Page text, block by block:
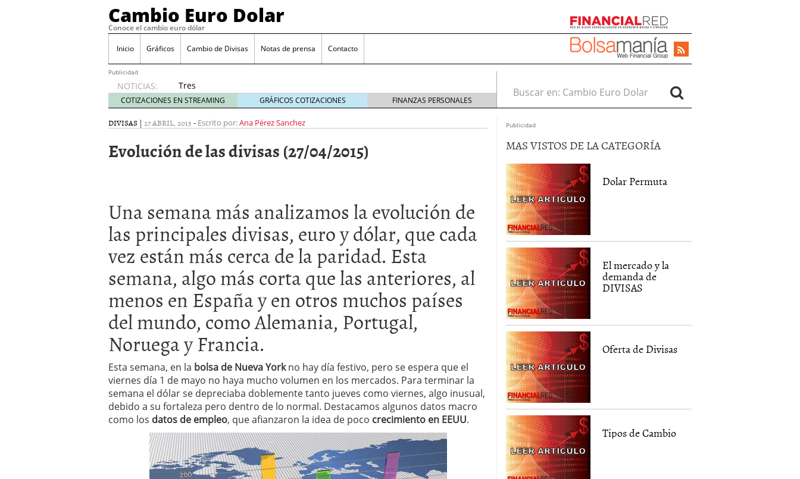
Cambio Euro Dolar
Conoce el cambio euro dólar
Inicio Gráficos Cambio de Divisas Notas de prensa Contacto
Publicidad
NOTICIAS:
Tres
escenarios
posibles
para el
según
las
Informe de mercado: el euro se mantiene cerca de 1,174 USD tras rebote
del dólar
21/01/2026
Qué está moviendo hoy el cambio euro-dólar 17/01/2026
Contexto del dólar fuerte: próximos reportes de empleo de EE. UU. se
convierten en foco principal para el par EUR/USD 09/01/2026
El dólar vive su mayor caída anual desde 2017 mientras analistas esperan
más debilidad en 2026 05/01/2026
COTIZACIONES EN STREAMING GRÁFICOS COTIZACIONES FINANZAS PERSONALES
Buscar en:
DIVISAS | 27 ABRIL, 2015 - Escrito por:Ana Pérez Sanchez
Evolución de las divisas (27/04/2015)
Una semana más analizamos la evolución de
las principales divisas, euro y dólar, que cada
vez están más cerca de la paridad. Esta
semana, algo más corta que las anteriores, al
menos en España y en otros muchos países
del mundo, como Alemania, Portugal,
Noruega y Francia.
Esta semana, en la bolsa de Nueva Yorkno hay día festivo, pero se espera que el
viernes día 1 de mayo no haya mucho volumen en los mercados. Para terminar la
semana el dólar se depreciaba doblemente tanto jueves como viernes, algo inusual,
debido a su fortaleza pero dentro de lo normal. Destacamos algunos datos macro
como los datos de empleo, que afianzaron la idea de poco crecimiento en EEUU.
Publicidad
MAS VISTOS DE LA CATEGORÍA
Dolar Permuta
El mercado y la
demanda de
DIVISAS
Oferta de Divisas
Tipos de Cambio